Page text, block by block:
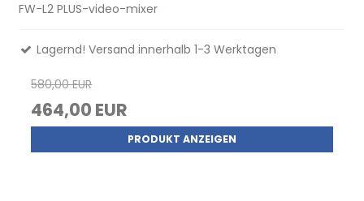
FW-L2 PLUS-video-mixer
Lagernd! Versand innerhalb 1-3 Werktagen
580,00 EUR
464,00 EUR
PRODUKT ANZEIGEN